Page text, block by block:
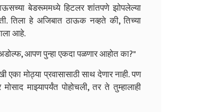
बेडरूममध्ये हिटलर शांतपणे झोपलेल्या
तिला हे अजिबात ठाऊक नव्हते की, तिच्या
आहे.
आपण पुन्हा एकदा पळणार आहोत का?"
मोठ्या प्रवासासाठी साथ देणार नाही. पण
माझ्यापर्यंत पोहोचली, तर ते तुम्हालाही